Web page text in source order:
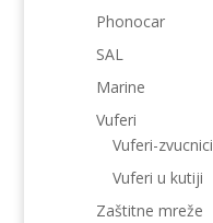
Phonocar
SAL
Marine
Vuferi
Vuferi-zvucnici
Vuferi u kutiji
Zaštitne mreže